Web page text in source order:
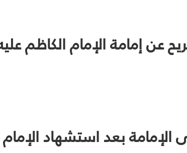
الإمامة بعد استشهاد